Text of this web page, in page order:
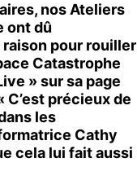
nos Ateliers
ont dû
raison pour rouiller
Catastrophe
» sur sa page
C’est précieux de
les
Cathy
cela lui fait aussi